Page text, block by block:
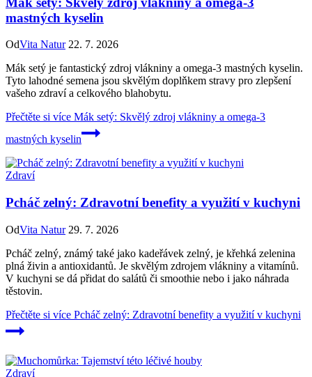
mastných kyselin
OdVita Natur 22. 7. 2026
Mák setý je fantastický zdroj vlákniny a omega-3 mastných kyselin.
Tyto lahodné semena jsou skvělým doplňkem stravy pro zlepšení
vašeho zdraví a celkového blahobytu.
Přečtěte si více Mák setý: Skvělý zdroj vlákniny a omega-3
mastných kyselin
Zdraví
Pcháč zelný: Zdravotní benefity a využití v kuchyni
OdVita Natur 29. 7. 2026
Pcháč zelný, známý také jako kadeřávek zelný, je křehká zelenina
plná živin a antioxidantů. Je skvělým zdrojem vlákniny a vitamínů.
V kuchyni se dá přidat do salátů či smoothie nebo i jako náhrada
těstovin.
Přečtěte si více Pcháč zelný: Zdravotní benefity a využití v kuchyni
Zdraví